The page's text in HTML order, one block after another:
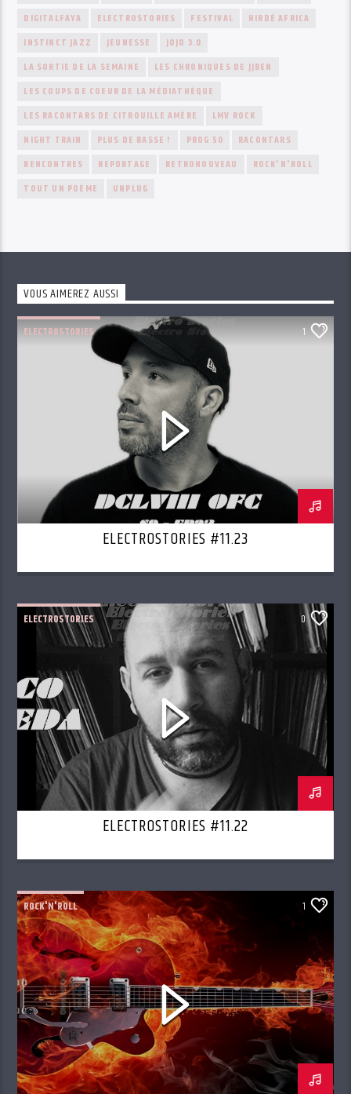
DIGITALFAYA
ELECTROSTORIES FESTIVAL
HIRDÉ AFRICA
INSTINCT JAZZ
JEUNESSE
JOJO 3.0
LA SORTIE DE LA SEMAINE
LES CHRONIQUES DE JJBEN
LES COUPS DE COEUR DE LA MÉDIATHÈQUE
LES RACONTARS DE CITROUILLE AMÈRE
LMV ROCK
NIGHT TRAIN
PLUS DE BASSE ! PROG 50
RACONTARS
RENCONTRES
REPORTAGE RETRONOUVEAU
ROCK'N'ROLL
TOUT UN POÈME
UNPLUG
VOUS AIMEREZ AUSSI
ELECTROSTORIES 1
ELECTROSTORIES #11.23
ELECTROSTORIES 0
ELECTROSTORIES #11.22
ROCK'N'ROLL 1